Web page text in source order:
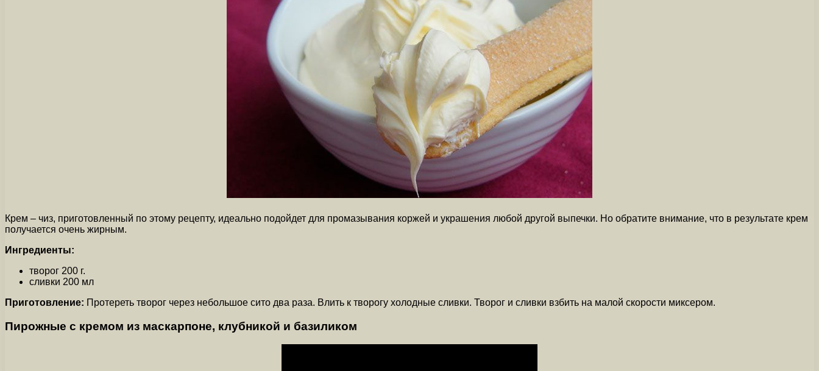
Крем – чиз, приготовленный по этому рецепту, идеально подойдет для промазывания коржей и украшения любой другой выпечки. Но обратите внимание, что в результате крем
получается очень жирным.
Ингредиенты:
творог 200 г.
сливки 200 мл
Приготовление: Протереть творог через небольшое сито два раза. Влить к творогу холодные сливки. Творог и сливки взбить на малой скорости миксером.
Пирожные с кремом из маскарпоне, клубникой и базиликом